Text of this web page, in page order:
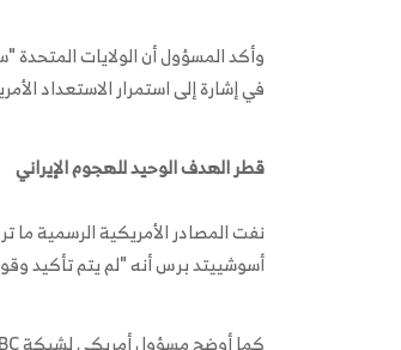
وأكد المسؤول أن الولايات المتحدة
في إشارة إلى استمرار الاستعداد
قطر الهدف الوحيد للهجوم الإيراني
نفت المصادر الأمريكية الرسمية
أسوشييتد برس أنه "لم يتم تأكيد